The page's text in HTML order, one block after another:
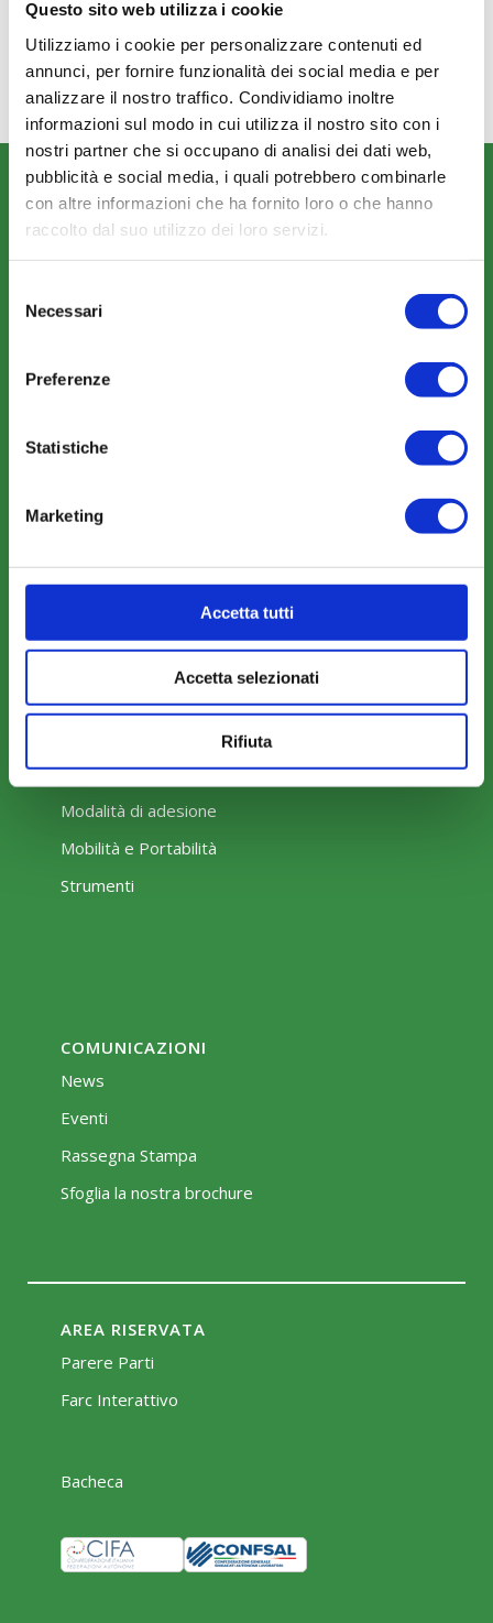
Questo sito web utilizza i cookie
Utilizziamo i cookie per personalizzare contenuti ed
annunci, per fornire funzionalità dei social media e per
analizzare il nostro traffico. Condividiamo inoltre
informazioni sul modo in cui utilizza il nostro sito con i
nostri partner che si occupano di analisi dei dati web,
pubblicità e social media, i quali potrebbero combinarle
con altre informazioni che ha fornito loro o che hanno
raccolto dal suo utilizzo dei loro servizi.
delNecessari
Preferenze
Statistiche
Marketing
Accetta tutti
Accetta selezionati
Rifiuta
CONSULTA IL TESTO CIG:
B4DD9C0E6E
CHI SIAMO
Fondo FonARCom
Le Parti Sociali
COSA FACCIAMO
Il Funzionamento
Amministrazione trasparente
Modalità di adesione
Mobilità e Portabilità
Strumenti
COMUNICAZIONI
News
Eventi
Rassegna Stampa
Sfoglia la nostra brochure
AREA RISERVATA
Parere Parti
Farc Interattivo
Bacheca